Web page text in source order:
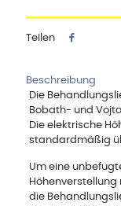
Teilen
Beschreibung
Die
Bobath- und
Die elektrische
standardmäßig
Um eine
die